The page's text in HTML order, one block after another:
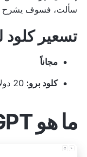
سألت، فسوف يشرح
تسعير كلود
مجاناً
كلود برو:
ما هو ChatGPT؟